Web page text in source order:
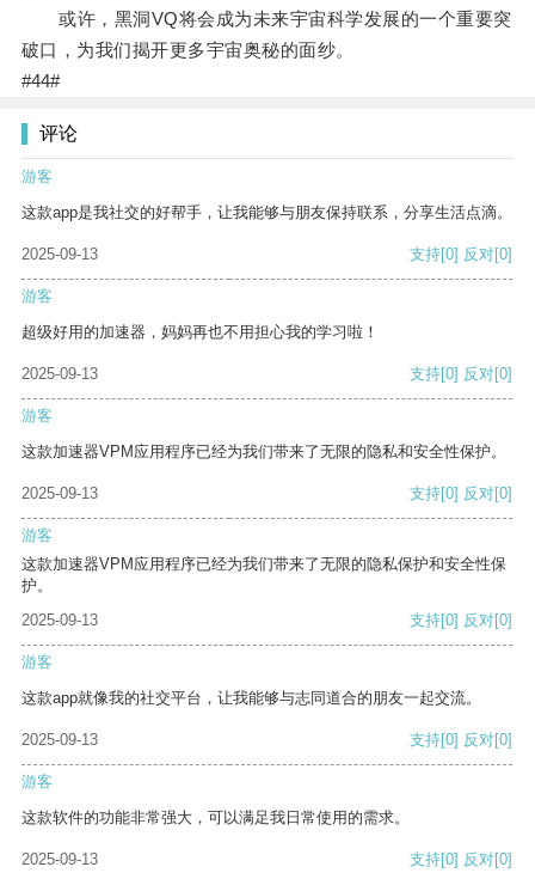
或许，黑洞VQ将会成为未来宇宙科学发展的一个重要突
破口，为我们揭开更多宇宙奥秘的面纱。
#44#
评论
游客
这款app是我社交的好帮手，让我能够与朋友保持联系，分享生活点滴。
2025-09-13 支持[0] 反对[0]
游客
超级好用的加速器，妈妈再也不用担心我的学习啦！
2025-09-13 支持[0] 反对[0]
游客
这款加速器VPM应用程序已经为我们带来了无限的隐私和安全性保护。
2025-09-13 支持[0] 反对[0]
游客
这款加速器VPM应用程序已经为我们带来了无限的隐私保护和安全性保
护。
2025-09-13
支持[0] 反对[0]
游客
这款app就像我的社交平台，让我能够与志同道合的朋友一起交流。
2025-09-13 支持[0] 反对[0]
游客
这款软件的功能非常强大，可以满足我日常使用的需求。
2025-09-13 支持[0] 反对[0]